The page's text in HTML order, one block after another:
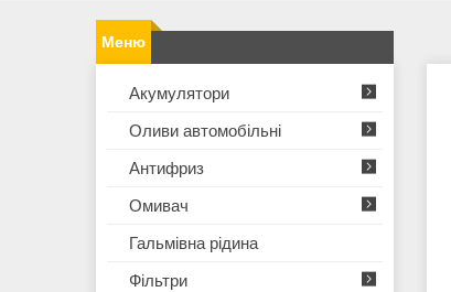
Акумулятори
Оливи автомобільні
Антифриз
Омивач
Гальмівна рідина
Фільтри